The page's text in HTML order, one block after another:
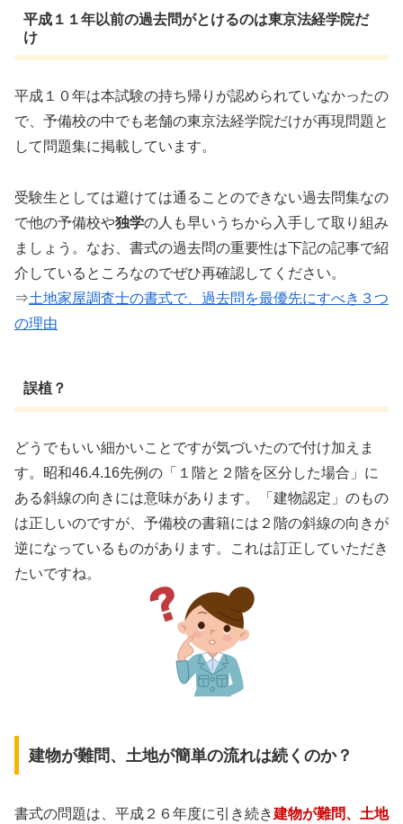
平成１１年以前の過去問がとけるのは東京法経学院だ
け
平成１０年は本試験の持ち帰りが認められていなかったの
で、予備校の中でも老舗の東京法経学院だけが再現問題と
して問題集に掲載しています。
受験生としては避けては通ることのできない過去問集なの
で他の予備校や独学の人も早いうちから入手して取り組み
ましょう。なお、書式の過去問の重要性は下記の記事で紹
介しているところなのでぜひ再確認してください。
⇒土地家屋調査士の書式で、過去問を最優先にすべき３つ
の理由
誤植？
どうでもいい細かいことですが気づいたので付け加えま
す。昭和46.4.16先例の「１階と２階を区分した場合」に
ある斜線の向きには意味があります。「建物認定」のもの
は正しいのですが、予備校の書籍には２階の斜線の向きが
逆になっているものがあります。これは訂正していただき
たいですね。
建物が難問、土地が簡単の流れは続くのか？
書式の問題は、平成２６年度に引き続き建物が難問、土地